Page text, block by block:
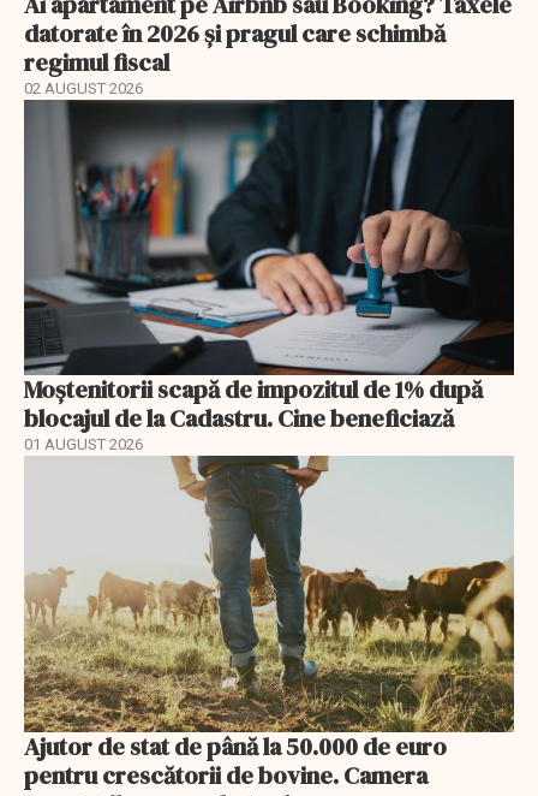
datorate în 2026 și pragul care schimbă
regimul fiscal
02 AUGUST 2026
Moștenitorii scapă de impozitul de 1% după
blocajul de la Cadastru. Cine beneficiază
01 AUGUST 2026
Ajutor de stat de până la 50.000 de euro
pentru crescătorii de bovine. Camera